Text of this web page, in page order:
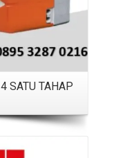
SATU TAHAP